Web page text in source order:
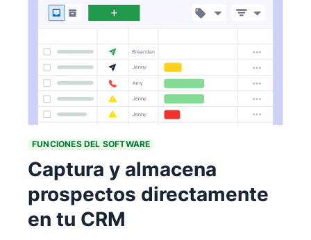
FUNCIONES DEL SOFTWARE
Captura y almacena
prospectos directamente
en tu CRM